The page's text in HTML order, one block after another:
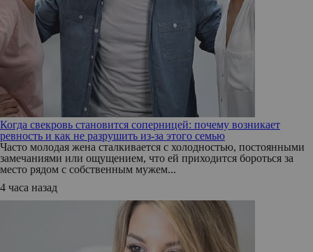
Когда свекровь становится соперницей: почему возникает
ревность и как не разрушить из-за этого семью
Часто молодая жена сталкивается с холодностью, постоянными
замечаниями или ощущением, что ей приходится бороться за
место рядом с собственным мужем...
4 часа назад